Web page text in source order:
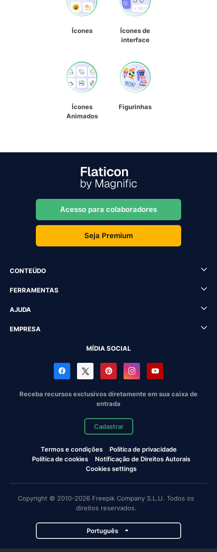
Ícones
Ícones de
interface
Ícones
Animados
Figurinhas
Acesso para colaboradores
Seja Premium
CONTEÚDO
FERRAMENTAS
AJUDA
EMPRESA
MÍDIA SOCIAL
Receba recursos exclusivos diretamente em sua caixa de
entrada
Cadastrar
Termos e condições
Política de privacidade
Política de cookies
Notificação de Direitos Autorais
Cookies settings
Copyright © 2010-2026 Freepik Company S.L.U. Todos os
direitos reservados.
Português